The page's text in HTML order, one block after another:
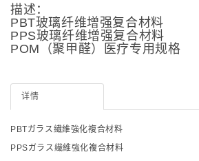
描述：
PBT玻璃纤维增强复合材料
PPS玻璃纤维增强复合材料
POM（聚甲醛）医疗专用规格
详情
PBTガラス繊維強化複合材料
PPSガラス繊維強化複合材料